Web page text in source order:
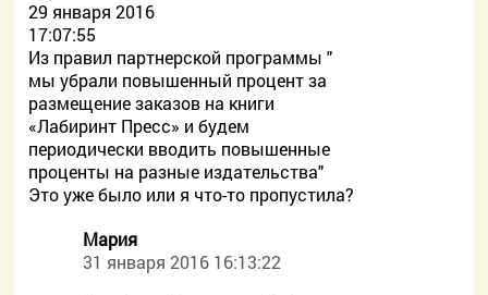
29 января 2016
17:07:55
Из правил партнерской программы "
мы убрали повышенный процент за
размещение заказов на книги
«Лабиринт Пресс» и будем
периодически вводить повышенные
проценты на разные издательства"
Это уже было или я что-то пропустила?
Мария
31 января 2016 16:13:22